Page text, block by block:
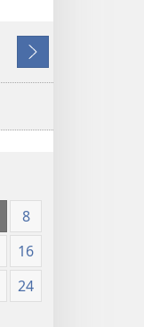
Следно
8
16
24